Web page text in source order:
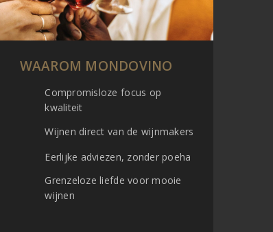
WAAROM MONDOVINO
Compromisloze focus op
kwaliteit
Wijnen direct van de wijnmakers
Eerlijke adviezen, zonder poeha
Grenzeloze liefde voor mooie
wijnen